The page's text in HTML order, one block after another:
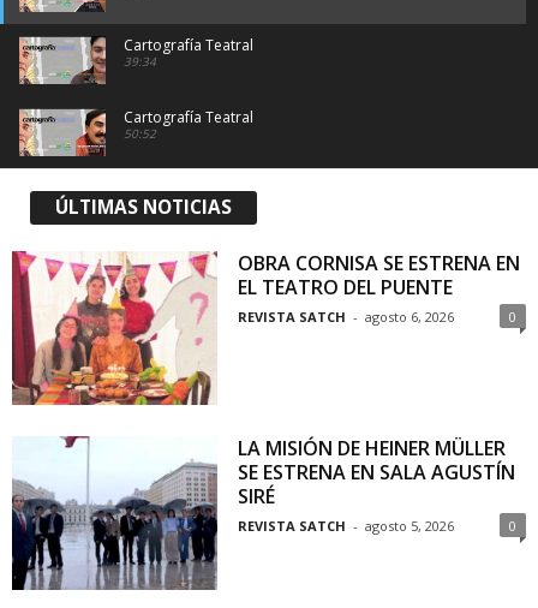
Cartografía Teatral
39:34
Cartografía Teatral
50:52
Cartografía Teatral
37:48
Cartografía Teatral
45:26
ÚLTIMAS NOTICIAS
OBRA CORNISA SE ESTRENA EN
EL TEATRO DEL PUENTE
REVISTA SATCH - agosto 6, 2026 0
LA MISIÓN DE HEINER MÜLLER
SE ESTRENA EN SALA AGUSTÍN
SIRÉ
REVISTA SATCH - agosto 5, 2026 0